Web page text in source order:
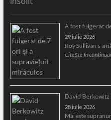
A fost fulgerat
29 iulie 2026
Roy Sullivan s-a
Citește în
David
28 iulie 2026
Mai este